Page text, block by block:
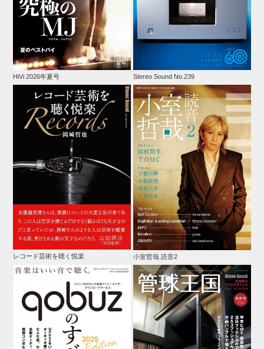
HiVi 2026年夏号 Stereo Sound No.239
レコード芸術を聴く悦楽 小室哲哉 読音2